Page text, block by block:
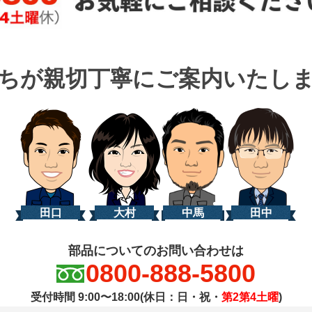
が親切丁寧にご案内いたし
田口 大村 中馬 田中
部品についてのお問い合わせは
0800-888-5800
受付時間 9:00〜18:00(休日：日・祝・ 第2第4土曜)